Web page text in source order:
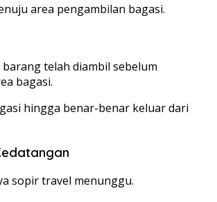
area pengambilan bagasi.
telah diambil sebelum
bagasi.
hingga benar-benar keluar dari
sopir travel menunggu.